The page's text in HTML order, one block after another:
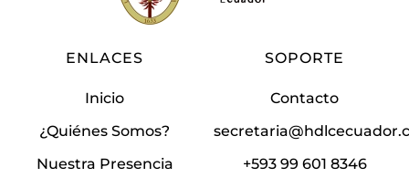
ENLACES
Inicio
¿Quiénes Somos?
Nuestra Presencia
SOPORTE
Contacto
+593 99 601 8346